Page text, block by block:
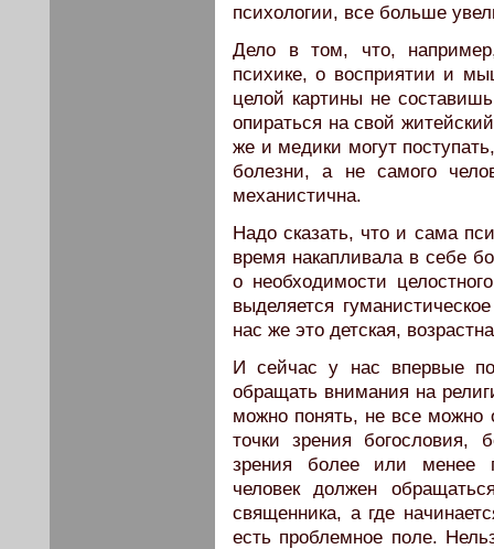
психологии, все больше
Дело в том, что,
психике, о восприятии и
целой картины не
опираться на свой
же и медики могут
болезни, а не самого
механистична.
Надо сказать, что и сама
время накапливала в себе
о необходимости
выделяется
нас же это детская,
И сейчас у нас впервые
обращать внимания на
можно понять, не все можно
точки зрения богословия,
зрения более или менее
человек должен
священника, а где
есть проблемное поле.